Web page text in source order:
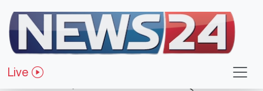
Live
স্বাস্থ্য
লাইসেন্স বাতিল হলেও সব রোগী সরিয়ে
নেয়নি আদ্-দ্বীন হাসপাতাল কর্তৃপক্ষ